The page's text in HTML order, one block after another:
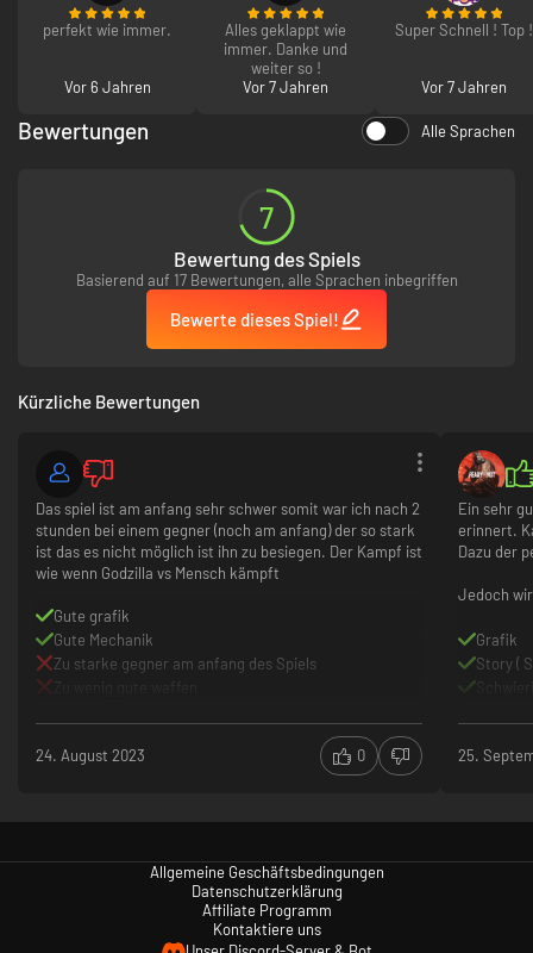
Brutaler, kompromissloser Nahkampf
Tödliche Feinde und gigantische Endgegner
Trenne dem Feind die Ausrüstungsteile ab, die du selbst haben willst
Umfangreiche Charakterentwickung voller
perfekt wie immer.
Vor 6 Jahren
Alles geklappt wie
immer. Danke und
weiter so !
Vor 7 Jahren
Super Schnell ! Top !
Vor 7 Jahren
Bewertungen Alle Sprachen
7
Bewertung des Spiels
Basierend auf 17 Bewertungen, alle Sprachen inbegriffen
Bewerte dieses Spiel!
Kürzliche Bewertungen
Das spiel ist am anfang sehr schwer somit war ich nach 2
stunden bei einem gegner (noch am anfang) der so stark
ist das es nicht möglich ist ihn zu besiegen. Der Kampf ist
wie wenn Godzilla vs Mensch kämpft
Gute grafik
Gute Mechanik
Zu starke gegner am anfang des Spiels
Zu wenig gute waffen
24. August 2023 0
Ein sehr
erinnert.
Dazu der
Jedoch
Grafik
Story (
25.
Allgemeine Geschäftsbedingungen
Datenschutzerklärung
Affiliate Programm
Kontaktiere uns